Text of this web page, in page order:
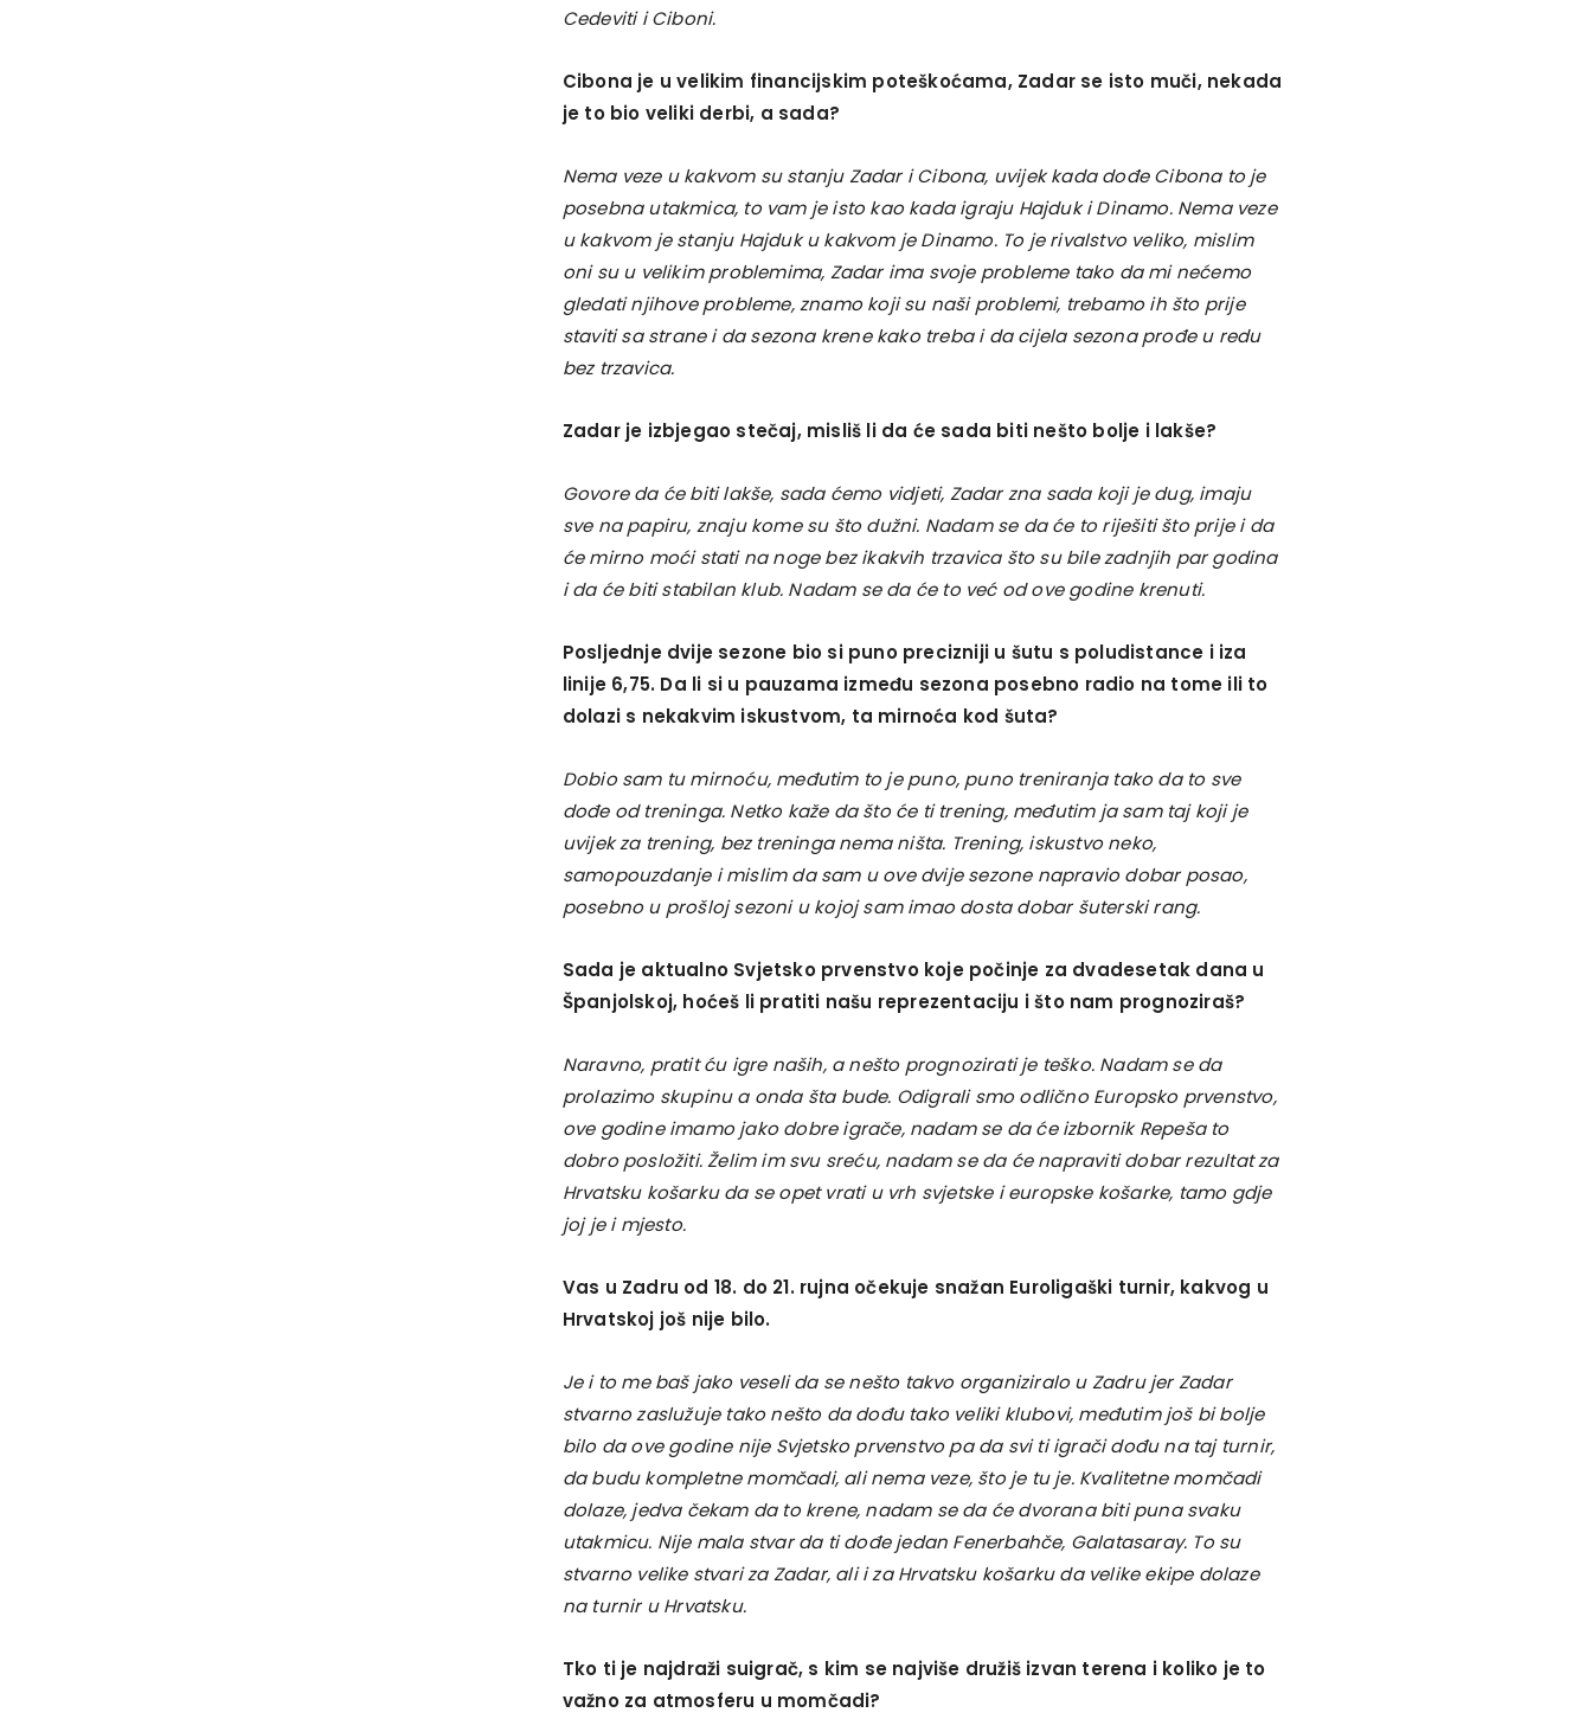
Cedeviti i Ciboni.
Cibona je u velikim financijskim poteškoćama, Zadar se isto muči, nekada
je to bio veliki derbi, a sada?
Nema veze u kakvom su stanju Zadar i Cibona, uvijek kada dođe Cibona to je
posebna utakmica, to vam je isto kao kada igraju Hajduk i Dinamo. Nema veze
u kakvom je stanju Hajduk u kakvom je Dinamo. To je rivalstvo veliko, mislim
oni su u velikim problemima, Zadar ima svoje probleme tako da mi nećemo
gledati njihove probleme, znamo koji su naši problemi, trebamo ih što prije
staviti sa strane i da sezona krene kako treba i da cijela sezona prođe u redu
bez trzavica.
Zadar je izbjegao stečaj, misliš li da će sada biti nešto bolje i lakše?
Govore da će biti lakše, sada ćemo vidjeti, Zadar zna sada koji je dug, imaju
sve na papiru, znaju kome su što dužni. Nadam se da će to riješiti što prije i da
će mirno moći stati na noge bez ikakvih trzavica što su bile zadnjih par godina
i da će biti stabilan klub. Nadam se da će to već od ove godine krenuti.
Posljednje dvije sezone bio si puno precizniji u šutu s poludistance i iza
linije 6,75. Da li si u pauzama između sezona posebno radio na tome ili to
dolazi s nekakvim iskustvom, ta mirnoća kod šuta?
Dobio sam tu mirnoću, međutim to je puno, puno treniranja tako da to sve
dođe od treninga. Netko kaže da što će ti trening, međutim ja sam taj koji je
uvijek za trening, bez treninga nema ništa. Trening, iskustvo neko,
samopouzdanje i mislim da sam u ove dvije sezone napravio dobar posao,
posebno u prošloj sezoni u kojoj sam imao dosta dobar šuterski rang.
Sada je aktualno Svjetsko prvenstvo koje počinje za dvadesetak dana u
Španjolskoj, hoćeš li pratiti našu reprezentaciju i što nam prognoziraš?
Naravno, pratit ću igre naših, a nešto prognozirati je teško. Nadam se da
prolazimo skupinu a onda šta bude. Odigrali smo odlično Europsko prvenstvo,
ove godine imamo jako dobre igrače, nadam se da će izbornik Repeša to
dobro posložiti. Želim im svu sreću, nadam se da će napraviti dobar rezultat za
Hrvatsku košarku da se opet vrati u vrh svjetske i europske košarke, tamo gdje
joj je i mjesto.
Vas u Zadru od 18. do 21. rujna očekuje snažan Euroligaški turnir, kakvog u
Hrvatskoj još nije bilo.
Je i to me baš jako veseli da se nešto takvo organiziralo u Zadru jer Zadar
stvarno zaslužuje tako nešto da dođu tako veliki klubovi, međutim još bi bolje
bilo da ove godine nije Svjetsko prvenstvo pa da svi ti igrači dođu na taj turnir,
da budu kompletne momčadi, ali nema veze, što je tu je. Kvalitetne momčadi
dolaze, jedva čekam da to krene, nadam se da će dvorana biti puna svaku
utakmicu. Nije mala stvar da ti dođe jedan Fenerbahče, Galatasaray. To su
stvarno velike stvari za Zadar, ali i za Hrvatsku košarku da velike ekipe dolaze
na turnir u Hrvatsku.
Tko ti je najdraži suigrač, s kim se najviše družiš izvan terena i koliko je to
važno za atmosferu u momčadi?